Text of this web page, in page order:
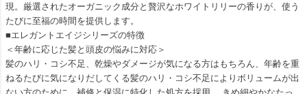
現。厳選されたオーガニック成分と贅沢なホワイトリリーの香りが、使う
たびに至福の時間を提供します。
■エレガントエイジシリーズの特徴
＜年齢に応じた髪と頭皮の悩みに対応＞
髪のハリ・コシ不足、乾燥やダメージが気になる方はもちろん、年齢を重
ねるたびに気になりだしてくる髪のハリ・コシ不足によりボリュームが出